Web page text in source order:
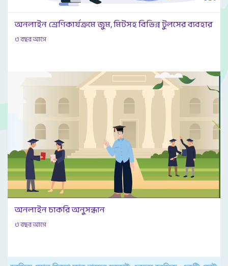
অনলাইন শ্রেণিকার্যক্রমে জুম, মিটসহ বিভিন্ন টুলসের ব্যবহার
৩ বছর আগে
অনলাইন চাকরি অনুসন্ধান
৩ বছর আগে